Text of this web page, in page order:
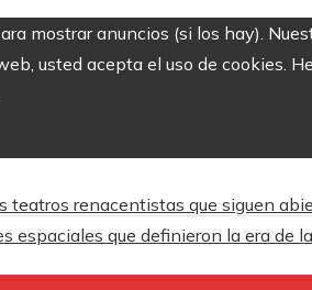
mostrar anuncios (si los hay).
usted acepta el uso de cookies.
teatros renacentistas que siguen
espaciales que definieron la era de